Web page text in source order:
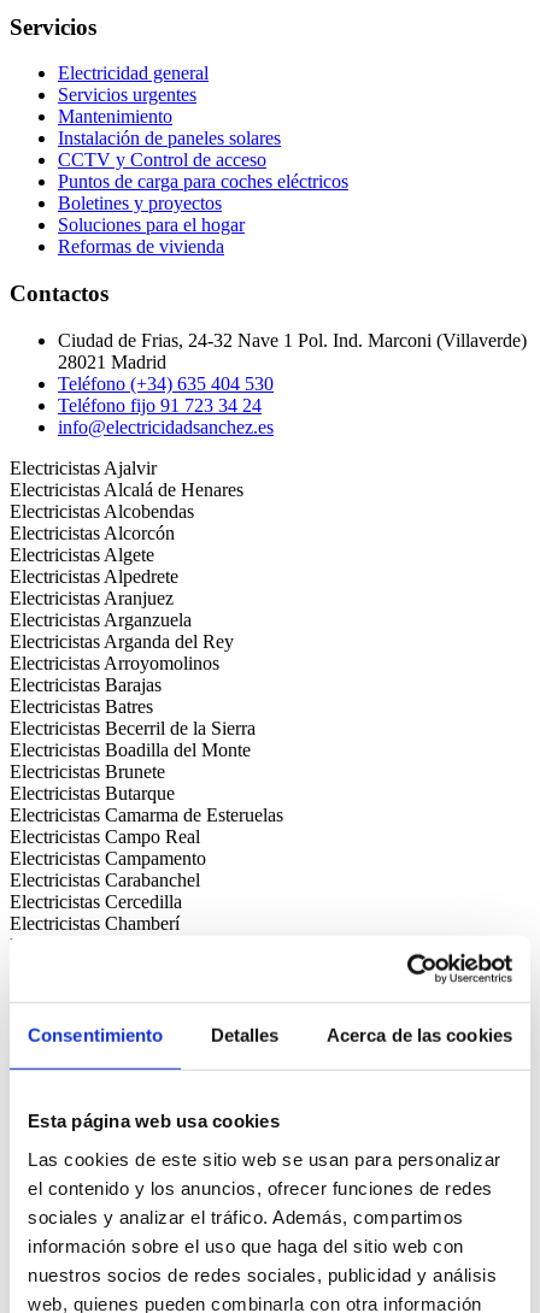
Consentimiento Detalles Acerca de las cookies
Esta página web usa cookies
Las cookies de este sitio web se usan para personalizar
el contenido y los anuncios, ofrecer funciones de redes
sociales y analizar el tráfico. Además, compartimos
información sobre el uso que haga del sitio web con
nuestros socios de redes sociales, publicidad y análisis
web, quienes pueden combinarla con otra información
Servicios
Electricidad general
Servicios urgentes
Mantenimiento
Instalación de paneles solares
CCTV y Control de acceso
Puntos de carga para coches eléctricos
Boletines y proyectos
Soluciones para el hogar
Reformas de vivienda
Contactos
Ciudad de Frias, 24-32 Nave 1 Pol. Ind. Marconi (Villaverde)
28021 Madrid
Teléfono (+34) 635 404 530
Teléfono fijo 91 723 34 24
info@electricidadsanchez.es
Electricistas Ajalvir
Electricistas Alcalá de Henares
Electricistas Alcobendas
Electricistas Alcorcón
Electricistas Algete
Electricistas Alpedrete
Electricistas Aranjuez
Electricistas Arganzuela
Electricistas Arganda del Rey
Electricistas Arroyomolinos
Electricistas Barajas
Electricistas Batres
Electricistas Becerril de la Sierra
Electricistas Boadilla del Monte
Electricistas Brunete
Electricistas Butarque
Electricistas Camarma de Esteruelas
Electricistas Campo Real
Electricistas Campamento
Electricistas Carabanchel
Electricistas Cercedilla
Electricistas Chamberí
Electricistas Chamartín
Electricistas Ciudad Lineal
Electricistas Cobeña
Electricistas Collado Villalba
Electricistas Colmenar Viejo
Electricistas Comillas
Electricistas Coslada
Electricistas Cubas de la Sagra
Electricistas Cuatro Vientos
Electricistas Daganzo de Arriba
Electricistas Delicias